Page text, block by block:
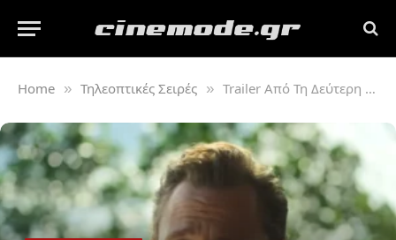
Home » Τηλεοπτικές Σειρές » Trailer Από Τη Δεύτερη Σεζόν Του “The Night Manager”